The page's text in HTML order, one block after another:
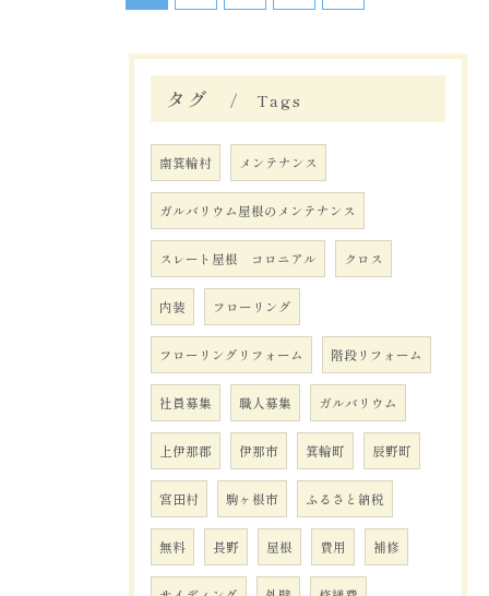
タグ Tags
南箕輪村 メンテナンス
ガルバリウム屋根のメンテナンス
スレート屋根 コロニアル クロス
内装 フローリング
フローリングリフォーム 階段リフォーム
社員募集 職人募集 ガルバリウム
上伊那郡 伊那市 箕輪町 辰野町
宮田村 駒ヶ根市 ふるさと納税
無料 長野 屋根 費用 補修